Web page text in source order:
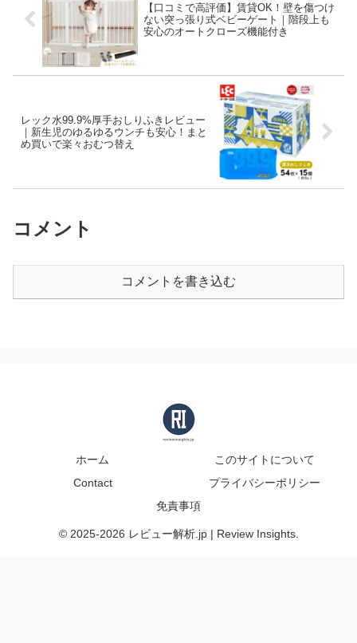
【口コミで高評価】賃貸OK！壁を傷つけ
ない突っ張り式ベビーゲート｜階段上も
安心のオートクローズ機能付き
レック水99.9%厚手おしりふきレビュー
｜新生児のゆるゆるウンチも安心！まと
め買いで楽々おむつ替え
コメント
コメントを書き込む
ホーム
このサイトについて
Contact
プライバシーポリシー
免責事項
© 2025-2026 レビュー解析.jp | Review Insights.